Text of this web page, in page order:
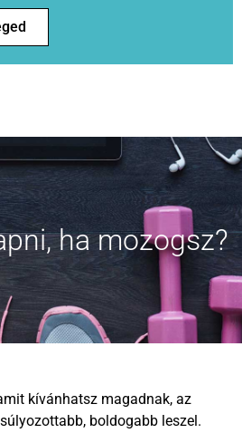
ha mozogsz?
kívánhatsz magadnak, az
boldogabb leszel.